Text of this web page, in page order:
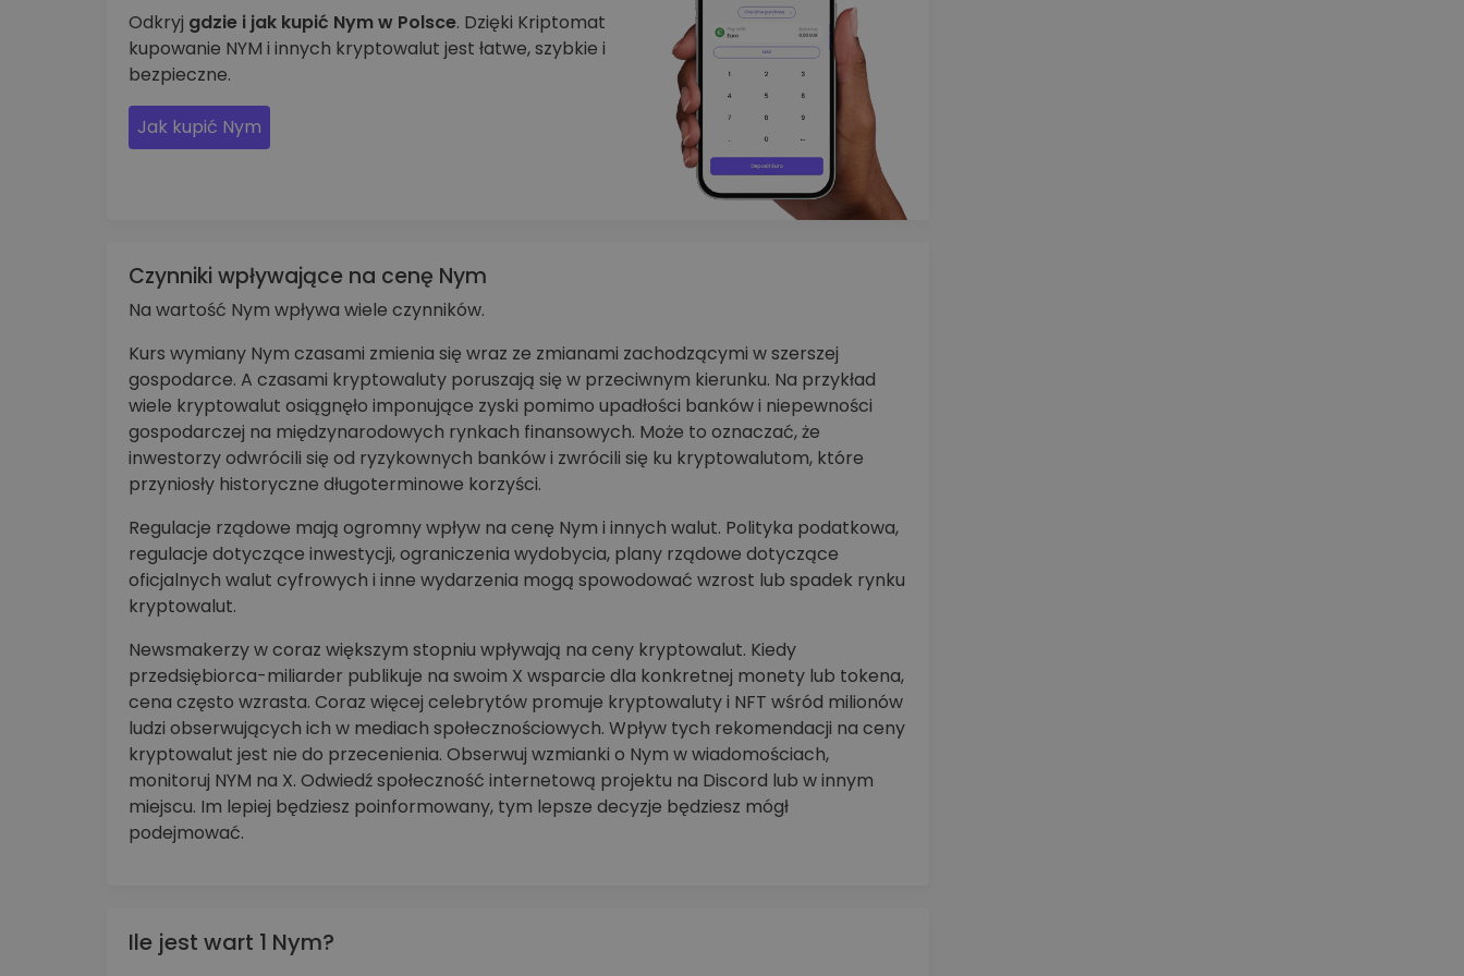
Odkryj gdzie i jak kupić Nym w Polsce. Dzięki Kriptomat
kupowanie NYM i innych kryptowalut jest łatwe, szybkie i
bezpieczne.
Jak kupić Nym
Czynniki wpływające na cenę Nym
Na wartość Nym wpływa wiele czynników.
Kurs wymiany Nym czasami zmienia się wraz ze zmianami zachodzącymi w szerszej
gospodarce. A czasami kryptowaluty poruszają się w przeciwnym kierunku. Na przykład
wiele kryptowalut osiągnęło imponujące zyski pomimo upadłości banków i niepewności
gospodarczej na międzynarodowych rynkach finansowych. Może to oznaczać, że
inwestorzy odwrócili się od ryzykownych banków i zwrócili się ku kryptowalutom, które
przyniosły historyczne długoterminowe korzyści.
Regulacje rządowe mają ogromny wpływ na cenę Nym i innych walut. Polityka podatkowa,
regulacje dotyczące inwestycji, ograniczenia wydobycia, plany rządowe dotyczące
oficjalnych walut cyfrowych i inne wydarzenia mogą spowodować wzrost lub spadek rynku
kryptowalut.
Newsmakerzy w coraz większym stopniu wpływają na ceny kryptowalut. Kiedy
przedsiębiorca-miliarder publikuje na swoim X wsparcie dla konkretnej monety lub tokena,
cena często wzrasta. Coraz więcej celebrytów promuje kryptowaluty i NFT wśród milionów
ludzi obserwujących ich w mediach społecznościowych. Wpływ tych rekomendacji na ceny
kryptowalut jest nie do przecenienia. Obserwuj wzmianki o Nym w wiadomościach,
monitoruj NYM na X. Odwiedź społeczność internetową projektu na Discord lub w innym
miejscu. Im lepiej będziesz poinformowany, tym lepsze decyzje będziesz mógł
podejmować.
Ile jest wart 1 Nym?